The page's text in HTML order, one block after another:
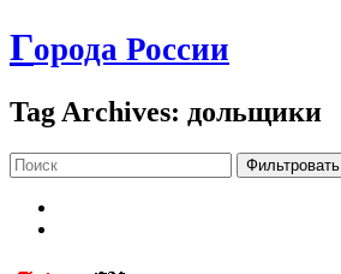
Города России
Tag Archives: дольщики
Фильтровать